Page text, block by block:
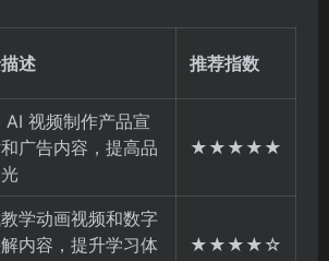
述 推荐指数
AI 视频制作产品宣
广告内容，提高品
★★★★★
学动画视频和数字
解内容，提升学习体
★★★★☆